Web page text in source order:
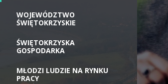
WOJEWÓDZTWO
ŚWIĘTOKRZYSKIE
ŚWIĘTOKRZYSKA
GOSPODARKA
MŁODZI LUDZIE NA RYNKU
PRACY